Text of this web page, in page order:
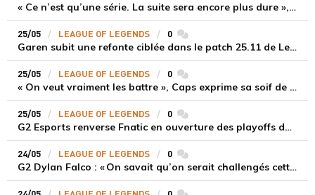
« Ce n’est qu’une série. La suite sera encore plus dure », BrokenBlade après la victoire de G2 face à Fnatic aux playoffs du LEC Spring Split
25/05 LEAGUE OF LEGENDS 0 commentaires
Garen subit une refonte ciblée dans le patch 25.11 de League of Legends
25/05 LEAGUE OF LEGENDS 0 commentaires
« On veut vraiment les battre », Caps exprime sa soif de revanche contre la Karmine Corp
25/05 LEAGUE OF LEGENDS 0 commentaires
G2 Esports renverse Fnatic en ouverture des playoffs du LEC Spring Split 2025
24/05 LEAGUE OF LEGENDS 0 commentaires
G2 Dylan Falco : « On savait qu’on serait challengés cette année »